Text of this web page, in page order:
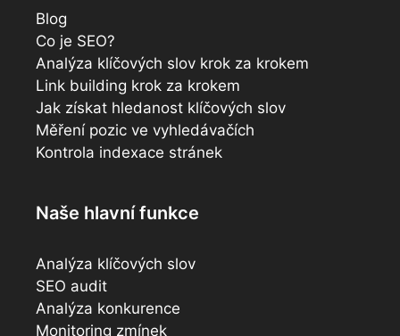
Blog
Co je SEO?
Analýza klíčových slov krok za krokem
Link building krok za krokem
Jak získat hledanost klíčových slov
Měření pozic ve vyhledávačích
Kontrola indexace stránek
Naše hlavní funkce
Analýza klíčových slov
SEO audit
Analýza konkurence
Monitoring zmínek